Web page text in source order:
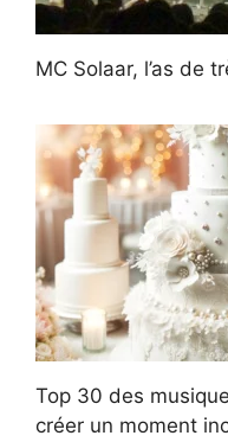
MC Solaar, l’as de
Top 30 des
créer un moment